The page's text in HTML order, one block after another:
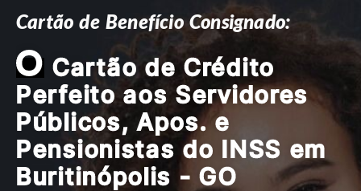
Cartão de Benefício Consignado:
O Cartão de Crédito
Perfeito aos Servidores
Públicos, Apos. e
Pensionistas do INSS em
Buritinópolis - GO